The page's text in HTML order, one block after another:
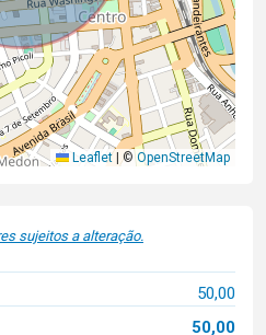
Leaflet | © OpenStreetMap
sujeitos a alteração.
50,00
50,00